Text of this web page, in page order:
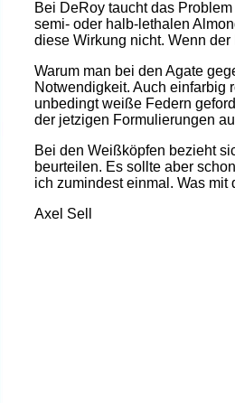
Bei DeRoy taucht das
semi- oder halb-lethalen
diese Wirkung nicht. Wenn
Warum man bei den Agate
Notwendigkeit. Auch einfarbig
unbedingt weiße Federn
der jetzigen Formulierungen
Bei den Weißköpfen bezieht
beurteilen. Es sollte aber
ich zumindest einmal. Was mit
Axel Sell